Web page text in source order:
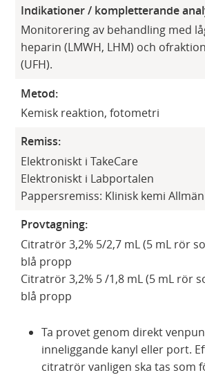
Indikationer / kompletterande
Monitorering av behandling med
heparin (LMWH, LHM) och
(UFH).
Metod:
Kemisk reaktion, fotometri
Remiss:
Elektroniskt i TakeCare
Elektroniskt i Labportalen
Pappersremiss: Klinisk kemi Allmän
Provtagning:
Citratrör 3,2% 5/2,7 mL (5 mL rör
blå propp
Citratrör 3,2% 5 /1,8 mL (5 mL rör
blå propp
Ta provet genom direkt
inneliggande kanyl eller port.
citratrör vanligen ska tas som